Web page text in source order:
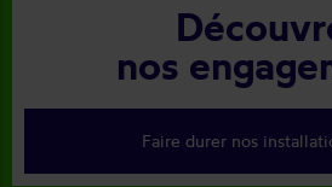
nos
Faire durer nos